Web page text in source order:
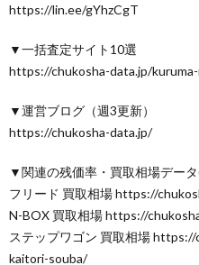
https://lin.ee/gYhzCgT
▼一括査定サイト10選
https://chukosha-data.jp/
▼運営ブログ（週3更新）
https://chukosha-data.jp/
▼関連の残価率・買取相場データ
フリード 買取相場 https://
N-BOX 買取相場 https://
ステップワゴン 買取相場
kaitori-souba/